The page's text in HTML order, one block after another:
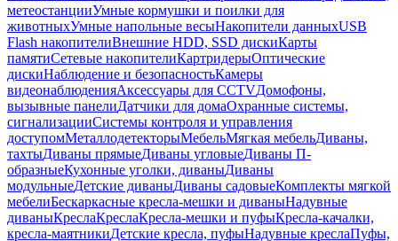
метеостанцииУмные кормушки и поилки для
животныхУмные напольные весыНакопители данныхUSB
Flash накопителиВнешние HDD, SSD дискиКарты
памятиСетевые накопителиКартридерыОптические
дискиНаблюдение и безопасностьКамеры
видеонаблюденияАксессуары для CCTVДомофоны,
вызывные панелиДатчики для домаОхранные системы,
сигнализацииСистемы контроля и управления
доступомМеталлодетекторыМебельМягкая мебельДиваны,
тахтыДиваны прямыеДиваны угловыеДиваны П-
образныеКухонные уголки, диваныДиваны
модульныеДетские диваныДиваны садовыеКомплекты мягкой
мебелиБескаркасные кресла-мешки и диваныНадувные
диваныКреслаКреслаКресла-мешки и пуфыКресла-качалки,
кресла-маятникиДетские кресла, пуфыНадувные креслаПуфы,